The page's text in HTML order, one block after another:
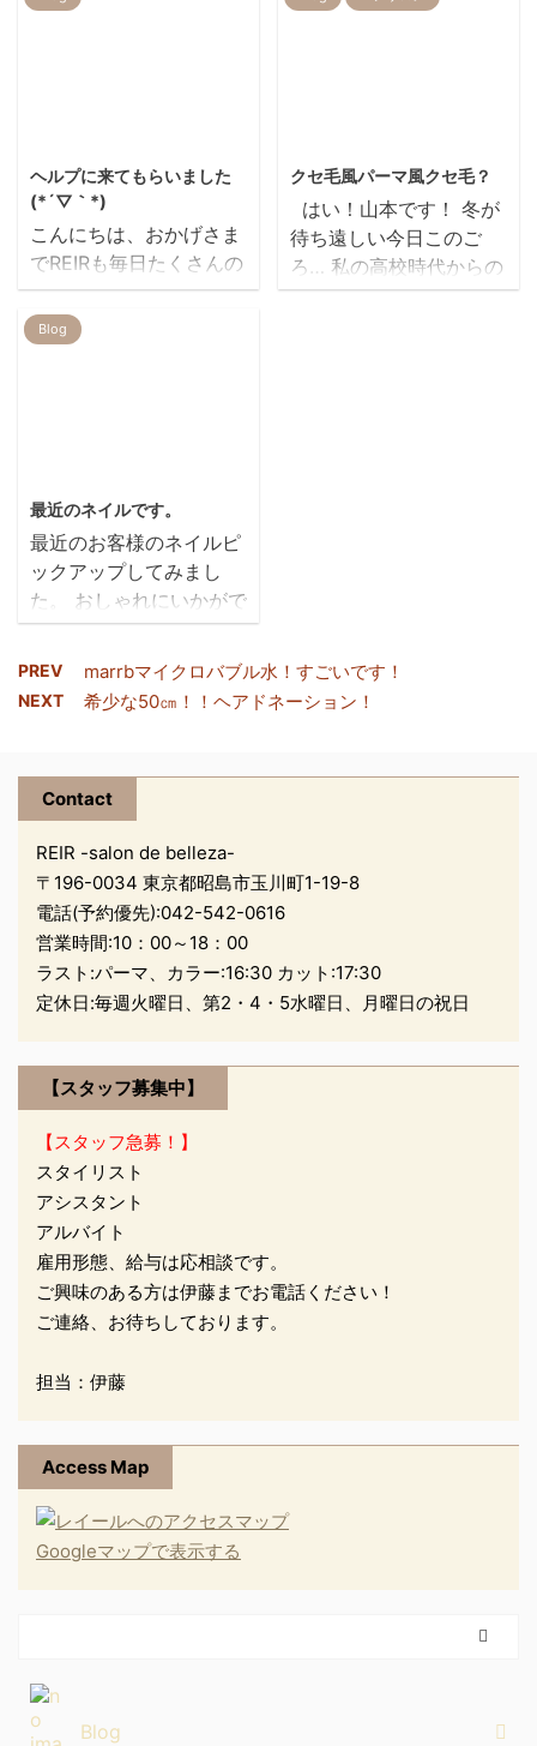
入れずに使っても髪質が
美しくなっていく 一般
的なヘアアイロンは 熱で
髪が傷む(´・ω・`) 髪が
乾燥してパサつく(´・
経験、ありますよね そ
にオープンしたというこ
とで… (お客様情報です)
行ってきました★ パ
ンケーキが有名なのに私
はフレンチトーストを。
ヘルプに来てもらいました
(*´▽｀*)
こんにちは、おかげさま
でREIRも毎日たくさんの
お客様に 御来店頂いてい
ます。 先週も、忙しく猫
の手も借りたいところだ
す。。 とてもとても助か
りました！ 忙しくてもこ
の笑顔に、とっても癒さ
れ元気をもらった中野で
伝いに来てもらうことも
あると思います！ 忙しく
っています。 お帰りの
際に、次回の予約もとれ
クセ毛風パーマ風クセ毛？
はい！山本です！ 冬が
待ち遠しい今日このご
ろ… 私の高校時代からの
友達が来てくれましたヽ
ＲＥＩＲでお手 ...
Blog
最近のネイルです。
最近のお客様のネイルピ
ックアップしてみまし
た。 おしゃれにいかがで
すか
tomomi ito
PREV marrbマイクロバブル水！すごいです！
NEXT 希少な50㎝！！ヘアドネーション！
Contact
REIR -salon de belleza-
〒196-0034 東京都昭島市玉川町1-19-8
電話(予約優先):042-542-0616
営業時間:10：00～18：00
ラスト:パーマ、カラー:16:30 カット:17:30
定休日:毎週火曜日、第2・4・5水曜日、月曜日の祝日
【スタッフ募集中】
【スタッフ急募！】
スタイリスト
アシスタント
アルバイト
雇用形態、給与は応相談です。
ご興味のある方は伊藤までお電話ください！
ご連絡、お待ちしております。
担当：伊藤
Access Map
Googleマップで表示する
Blog